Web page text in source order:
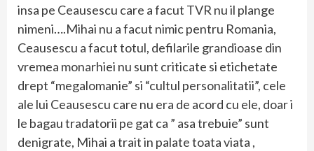
insa pe Ceausescu care a facut TVR nu il plange
nimeni….Mihai nu a facut nimic pentru Romania,
Ceausescu a facut totul, defilarile grandioase din
vremea monarhiei nu sunt criticate si etichetate
drept “megalomanie” si “cultul personalitatii”, cele
ale lui Ceausescu care nu era de acord cu ele, doar i
le bagau tradatorii pe gat ca ” asa trebuie” sunt
denigrate, Mihai a trait in palate toata viata ,